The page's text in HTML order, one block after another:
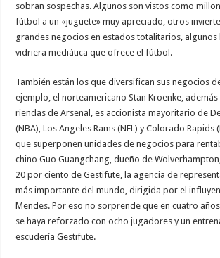
sobran sospechas. Algunos son vistos como
fútbol a un «juguete» muy apreciado, otros
grandes negocios en estados totalitarios, algunos
vidriera mediática que ofrece el fútbol.
También están los que diversifican sus negocios
ejemplo, el norteamericano Stan Kroenke,
riendas de Arsenal, es accionista mayoritario de
(NBA), Los Angeles Rams (NFL) y Colorado Rapids
que superponen unidades de negocios para
chino Guo Guangchang, dueño de
20 por ciento de Gestifute, la agencia de
más importante del mundo, dirigida por el
Mendes. Por eso no sorprende que en cuatro
se haya reforzado con ocho jugadores y un
escudería Gestifute.